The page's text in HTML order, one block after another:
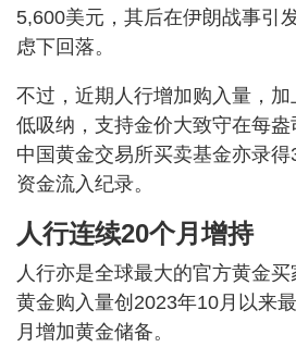
5,600美元，其后在伊朗战事引
虑下回落。
不过，近期人行增加购入量，
低吸纳，支持金价大致守在每盎
中国黄金交易所买卖基金亦录
资金流入纪录。
人行连续20个月增持
人行亦是全球最大的官方黄金
黄金购入量创2023年10月以来
月增加黄金储备。